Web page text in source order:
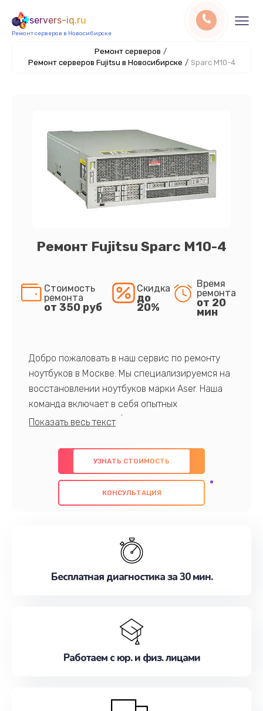
servers-iq.ru
Ремонт серверов в Новосибирске
Ремонт серверов /
Ремонт серверов Fujitsu в Новосибирске / Sparc M10-4
Ремонт Fujitsu Sparc M10-4
Стоимость
ремонта
от 350 руб
Скидка
до
20%
Время
ремонта
от 20
мин
Добро пожаловать в наш сервис по ремонту
ноутбуков в Москве. Мы специализируемся на
восстановлении ноутбуков марки Aser. Наша
команда включает в себя опытных
профессионалов с обширными знаниями и
предлагаем быстрый и качественный ремонт с
использованием оригинальных компонентов, а
также гарантируем качество всех
проведенных работ. Наша цель - предоставить
наилучшим образом. Не медлите записаться на
УЗНАТЬ СТОИМОСТЬ
КОНСУЛЬТАЦИЯ
Бесплатная диагностика за 30 мин.
Работаем с юр. и физ. лицами